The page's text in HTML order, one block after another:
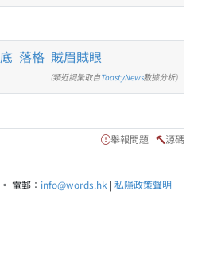
落格 賊眉賊眼
(類近詞彙取自ToastyNews數據分析)
舉報問題 源碼
電郵： info@words.hk | 私隱政策聲明